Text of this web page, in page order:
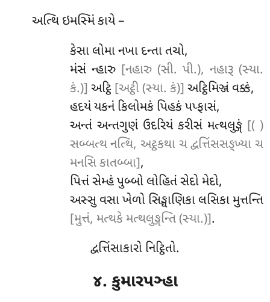
અત્થિ ઇમસ્મિં કાયે –
કેસા લોમા નખા દન્તા તચો,
મંસં ન્હારુ [નહારુ (સી. પી.), નહારૂ (સ્યા.
કં.)] અટ્ઠિ [અટ્ઠી (સ્યા. કં)] અટ્ઠિમિઞ્જં વક્કં,
હદયં યકનં કિલોમકં પિહકં પપ્ફાસં,
અન્તં અન્તગુણં ઉદરિયં કરીસં મત્થલુઙ્ગં [( )
સબ્બત્થ નત્થિ, અટ્ઠકથા ચ દ્વત્તિંસસઙ્ખ્યા ચ
મનસિ કાતબ્બા],
પિત્તં સેમ્હં પુબ્બો લોહિતં સેદો મેદો,
અસ્સુ વસા ખેળો સિઙ્ઘાણિકા લસિકા મુત્તન્તિ
[મુત્તં, મત્થકે મત્થલુઙ્ગન્તિ (સ્યા.)].
દ્વત્તિંસાકારો નિટ્ઠિતો.
૪. કુમારપઞ્હા